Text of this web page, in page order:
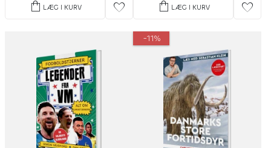
shopping_bag LÆG I KURV favorite shopping_bag LÆG I KURV favorite
-11%